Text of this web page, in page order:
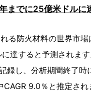
までに25億米ドルに
る防火材料の世界市
達すると予測されま
録し、分析期間終了
9.0％と推定され